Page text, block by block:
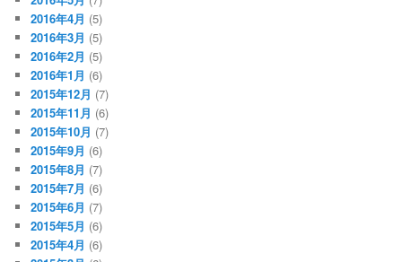
2016年4月 (5)
2016年3月 (5)
2016年2月 (5)
2016年1月 (6)
2015年12月 (7)
2015年11月 (6)
2015年10月 (7)
2015年9月 (6)
2015年8月 (7)
2015年7月 (6)
2015年6月 (7)
2015年5月 (6)
2015年4月 (6)